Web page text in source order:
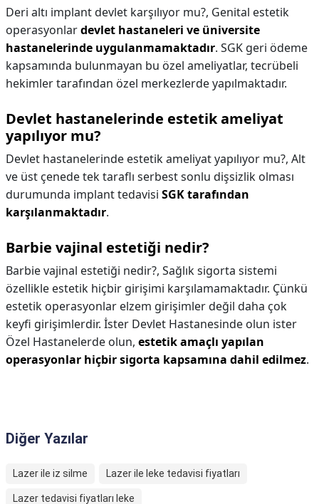
Deri altı implant devlet karşılıyor mu?, Genital estetik
operasyonlardevlet hastaneleri ve üniversite
hastanelerinde uygulanmamaktadır. SGK geri ödeme
kapsamında bulunmayan bu özel ameliyatlar, tecrübeli
hekimler tarafından özel merkezlerde yapılmaktadır.
Devlet hastanelerinde estetik ameliyat
yapılıyor mu?
Devlet hastanelerinde estetik ameliyat yapılıyor mu?, Alt
ve üst çenede tek taraflı serbest sonlu dişsizlik olması
durumunda implant tedavisi SGK tarafından
karşılanmaktadır.
Barbie vajinal estetiği nedir?
Barbie vajinal estetiği nedir?, Sağlık sigorta sistemi
özellikle estetik hiçbir girişimi karşılamamaktadır. Çünkü
estetik operasyonlar elzem girişimler değil daha çok
keyfi girişimlerdir. İster Devlet Hastanesinde olun ister
Özel Hastanelerde olun, estetik amaçlı yapılan
operasyonlar hiçbir sigorta kapsamına dahil edilmez.
Diğer Yazılar
Lazer ile iz silme Lazer ile leke tedavisi fiyatları
Lazer tedavisi fiyatları leke